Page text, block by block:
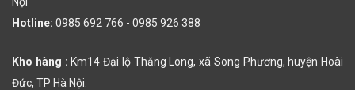
Hotline: 0985 692 766 - 0985 926 388
Kho hàng : Km14 Đại lộ Thăng Long, xã Song Phương, huyện Hoài
Đức, TP Hà Nội.